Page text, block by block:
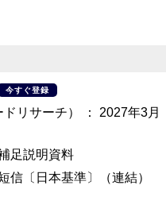
今すぐ登録
リサーチ） ： 2027年3月
足説明資料
信〔日本基準〕（連結）